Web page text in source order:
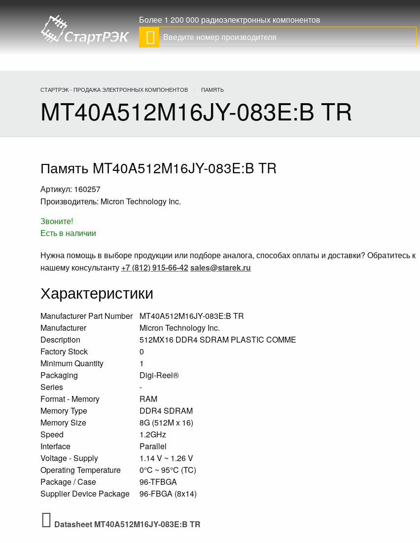
Более 1 200 000 радиоэлектронных компонентов
СТАРТРЭК - ПРОДАЖА ЭЛЕКТРОННЫХ КОМПОНЕНТОВ ПАМЯТЬ
MT40A512M16JY-083E:B TR
Память MT40A512M16JY-083E:B TR
Артикул: 160257
Производитель: Micron Technology Inc.
Звоните!
Есть в наличии
Нужна помощь в выборе продукции или подборе аналога, способах оплаты и доставки? Обратитесь к
нашему консультанту +7 (812) 915-66-42sales@starek.ru
Характеристики
Manufacturer Part Number
MT40A512M16JY-083E:B TR
Manufacturer
Micron Technology Inc.
Description
512MX16 DDR4 SDRAM PLASTIC COMME
Factory Stock
0
Minimum Quantity
1
Packaging
Digi-Reel®
Series
-
Format - Memory
RAM
Memory Type
DDR4 SDRAM
Memory Size
8G (512M x 16)
Speed
1.2GHz
Interface
Parallel
Voltage - Supply
1.14 V ~ 1.26 V
Operating Temperature
0°C ~ 95°C (TC)
Package / Case
96-TFBGA
Supplier Device Package
96-FBGA (8x14)
Datasheet MT40A512M16JY-083E:B TR